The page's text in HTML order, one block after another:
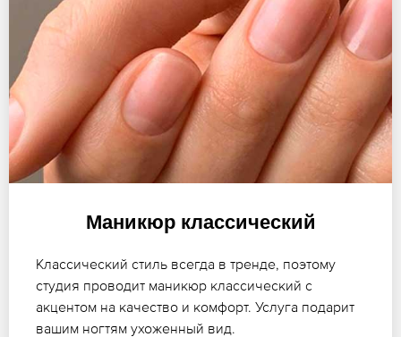
Маникюр классический
Классический стиль всегда в тренде, поэтому
студия проводит маникюр классический с
акцентом на качество и комфорт. Услуга подарит
вашим ногтям ухоженный вид.